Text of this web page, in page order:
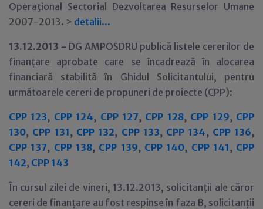
Operaţional Sectorial Dezvoltarea Resurselor Umane
2007-2013. > detalii...
13.12.2013 - DG AMPOSDRU publică listele cererilor de
finanțare aprobate care se încadrează în alocarea
financiară stabilită în Ghidul Solicitantului, pentru
următoarele cereri de propuneri de proiecte (CPP):
CPP 123, CPP 124, CPP 127, CPP 128, CPP 129, CPP
130, CPP 131, CPP 132, CPP 133, CPP 134, CPP 136,
CPP 137, CPP 138, CPP 139, CPP 140, CPP 141, CPP
142, CPP 143
În cursul zilei de vineri, 13.12.2013, solicitanții ale căror
cereri de finanțare au fost respinse în faza B, solicitanții